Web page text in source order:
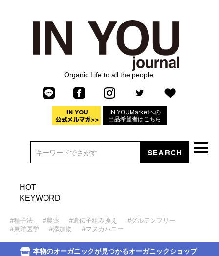
Organic Life to all the people.
IN YOUMarketへの
出品希望者はこちら
HOT
KEYWORD
#種子法 #農薬 #遺伝子組み換え
#グルテンフリー
#東洋医学
#添加物 #マヌカハニー
本物のオーガニックが見つかるオーガニックショップ